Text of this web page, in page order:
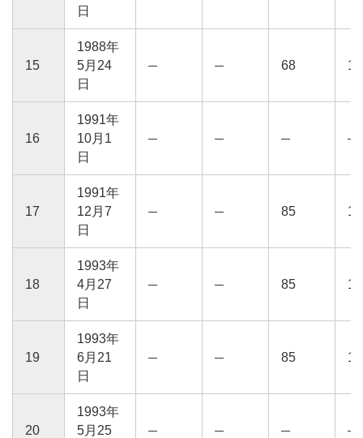
日
15
1988年
5月24
日
68 13
16
1991年
10月1
日
17
1991年
12月7
日
85 15
18
1993年
4月27
日
85 16
19
1993年
6月21
日
85 15
20
1993年
5月25